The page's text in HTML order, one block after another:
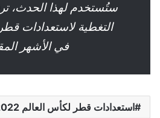
ستُستخدم لهذا الحدث،
التغطية لاستعدادات
في الأشهر
استعدادات قطر لكأس العالم 2022